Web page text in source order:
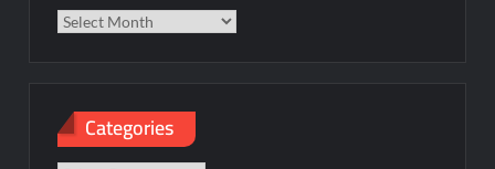
Categories